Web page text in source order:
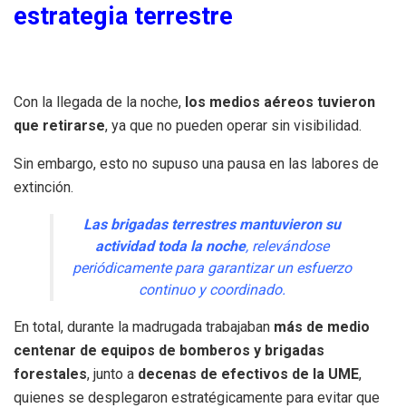
estrategia terrestre
Con la llegada de la noche, los medios aéreos tuvieron
que retirarse, ya que no pueden operar sin visibilidad.
Sin embargo, esto no supuso una pausa en las labores de
extinción.
Las brigadas terrestres mantuvieron su
actividad toda la noche, relevándose
periódicamente para garantizar un esfuerzo
continuo y coordinado.
En total, durante la madrugada trabajaban más de medio
centenar de equipos de bomberos y brigadas
forestales, junto a decenas de efectivos de la UME,
quienes se desplegaron estratégicamente para evitar que